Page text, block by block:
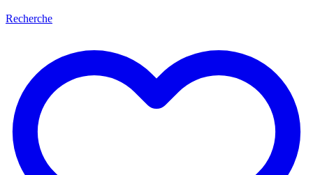
Recherche